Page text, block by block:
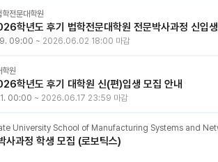
전문대학원
학년도 후기 법학전문대학원 전문박사과정 신입
09:00 ~ 2026.06.02 18:00 마감
원
학년도 후기 대학원 신(편)입생 모집 안내
00:00 ~ 2026.06.17 23:59 마감
University School of Manufacturing Systems and
사과정 학생 모집 (로보틱스)